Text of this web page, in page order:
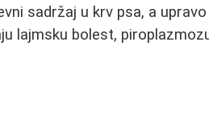
sadržaj u krv psa, a
lajmsku bolest,